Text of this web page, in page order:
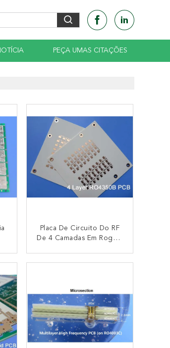
PEÇA UMAS CITAÇÕES
Placa De Circuito Do RF
De 4 Camadas Em Rogers
Ultraelevada
CONTACTO